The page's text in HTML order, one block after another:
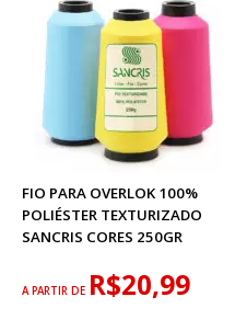
FIO PARA OVERLOK 100%
POLIÉSTER TEXTURIZADO
SANCRIS CORES 250GR
A PARTIR DE R$20,99